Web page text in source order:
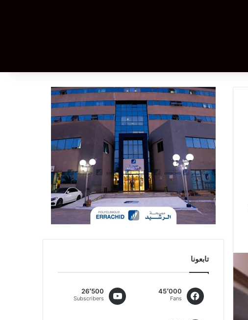
تابعونا
45٬000
Fans
26٬500
Subscribers